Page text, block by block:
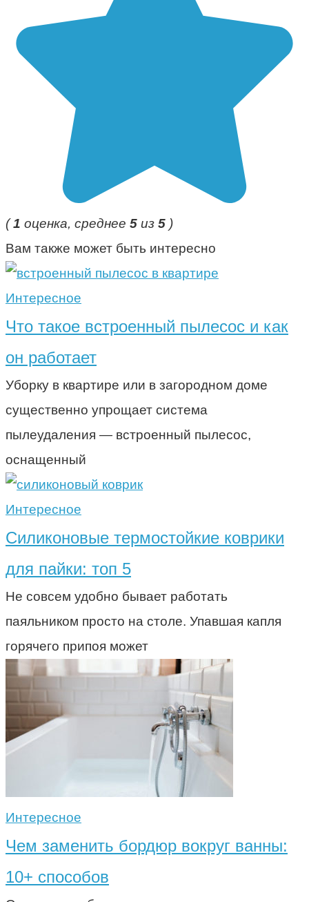
(1 оценка, среднее 5 из 5 )
Вам также может быть интересно
Интересное
Что такое встроенный пылесос и как
он работает
Уборку в квартире или в загородном доме
существенно упрощает система
пылеудаления — встроенный пылесос,
оснащенный
Интересное
Силиконовые термостойкие коврики
для пайки: топ 5
Не совсем удобно бывает работать
паяльником просто на столе. Упавшая капля
горячего припоя может
Интересное
Чем заменить бордюр вокруг ванны:
10+ способов